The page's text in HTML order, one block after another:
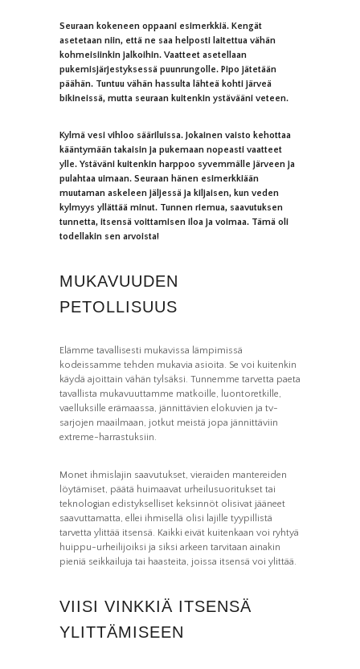
Seuraan kokeneen oppaani esimerkkiä. Kengät
asetetaan niin, että ne saa helposti laitettua vähän
kohmeisiinkin jalkoihin. Vaatteet asetellaan
pukemisjärjestyksessä puunrungolle. Pipo jätetään
päähän. Tuntuu vähän hassulta lähteä kohti järveä
bikineissä, mutta seuraan kuitenkin ystävääni veteen.
Kylmä vesi vihloo sääriluissa. Jokainen vaisto kehottaa
kääntymään takaisin ja pukemaan nopeasti vaatteet
ylle. Ystäväni kuitenkin harppoo syvemmälle järveen ja
pulahtaa uimaan. Seuraan hänen esimerkkiään
muutaman askeleen jäljessä ja kiljaisen, kun veden
kylmyys yllättää minut. Tunnen riemua, saavutuksen
tunnetta, itsensä voittamisen iloa ja voimaa. Tämä oli
todellakin sen arvoista!
MUKAVUUDEN
PETOLLISUUS
Elämme tavallisesti mukavissa lämpimissä
kodeissamme tehden mukavia asioita. Se voi kuitenkin
käydä ajoittain vähän tylsäksi. Tunnemme tarvetta paeta
tavallista mukavuuttamme matkoille, luontoretkille,
vaelluksille erämaassa, jännittävien elokuvien ja tv-
sarjojen maailmaan, jotkut meistä jopa jännittäviin
extreme-harrastuksiin.
Monet ihmislajin saavutukset, vieraiden mantereiden
löytämiset, päätä huimaavat urheilusuoritukset tai
teknologian edistykselliset keksinnöt olisivat jääneet
saavuttamatta, ellei ihmisellä olisi lajille tyypillistä
tarvetta ylittää itsensä. Kaikki eivät kuitenkaan voi ryhtyä
huippu-urheilijoiksi ja siksi arkeen tarvitaan ainakin
pieniä seikkailuja tai haasteita, joissa itsensä voi ylittää.
VIISI VINKKIÄ ITSENSÄ
YLITTÄMISEEN